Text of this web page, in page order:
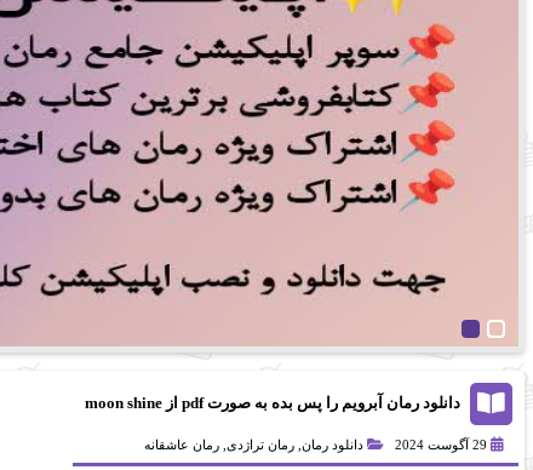
دانلود رمان آبرویم را پس بده به صورت pdf از moon shine
29 آگوست 2024 دانلود رمان رمان تراژدی رمان عاشقانه